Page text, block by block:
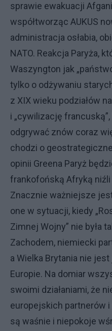
sprawie ewakuacji
współtworząc AUKUS
administracja osłabia,
NATO. Reakcja Paryża,
Waszyngton jak
tylko o odżywaniu
z XIX wieku podziałów
i „cywilizację
odgrywać znów coraz
chodzi o
opinii Greena Paryż
frankofońską Afryką
Znacznie ważniejsze
one w sytuacji, kiedy
Zimnej Wojny” nie była
Zachodem, niemiecki
a Wielka Brytania nie
Europie. Na domiar
swoimi działaniami, że
europejskich partnerów
są waśnie i niepokoje